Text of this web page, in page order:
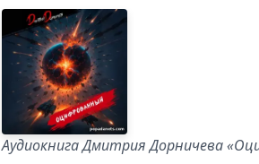
Аудиокнига Дмитрия Дорничева